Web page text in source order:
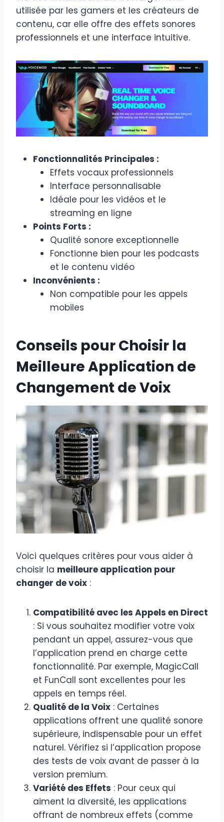
utilisée par les gamers et les créateurs de
contenu, car elle offre des effets sonores
professionnels et une interface intuitive.
Fonctionnalités Principales :
Effets vocaux professionnels
Interface personnalisable
Idéale pour les vidéos et le
streaming en ligne
Points Forts :
Qualité sonore exceptionnelle
Fonctionne bien pour les podcasts
et le contenu vidéo
Inconvénients :
Non compatible pour les appels
mobiles
Conseils pour Choisir la
Meilleure Application de
Changement de Voix
Voici quelques critères pour vous aider à
choisir la meilleure application pour
changer de voix :
Compatibilité avec les Appels en Direct
: Si vous souhaitez modifier votre voix
pendant un appel, assurez-vous que
l’application prend en charge cette
fonctionnalité. Par exemple, MagicCall
et FunCall sont excellentes pour les
appels en temps réel.
Qualité de la Voix : Certaines
applications offrent une qualité sonore
supérieure, indispensable pour un effet
naturel. Vérifiez si l’application propose
des tests de voix avant de passer à la
version premium.
Variété des Effets : Pour ceux qui
aiment la diversité, les applications
offrant de nombreux effets (comme